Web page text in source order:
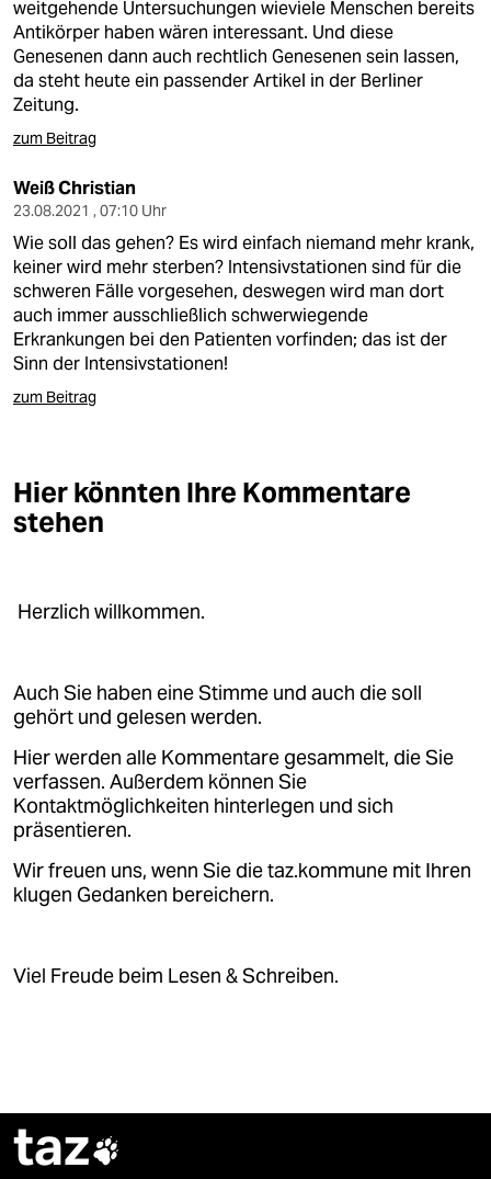
weitgehende Untersuchungen wieviele Menschen bereits
Antikörper haben wären interessant. Und diese
Genesenen dann auch rechtlich Genesenen sein lassen,
da steht heute ein passender Artikel in der Berliner
Zeitung.
zum Beitrag
Weiß Christian
23.08.2021 , 07:10 Uhr
Wie soll das gehen? Es wird einfach niemand mehr krank,
keiner wird mehr sterben? Intensivstationen sind für die
schweren Fälle vorgesehen, deswegen wird man dort
auch immer ausschließlich schwerwiegende
Erkrankungen bei den Patienten vorfinden; das ist der
Sinn der Intensivstationen!
zum Beitrag
Hier könnten Ihre Kommentare
stehen
Herzlich willkommen.
Auch Sie haben eine Stimme und auch die soll
gehört und gelesen werden.
Hier werden alle Kommentare gesammelt, die Sie
verfassen. Außerdem können Sie
Kontaktmöglichkeiten hinterlegen und sich
präsentieren.
Wir freuen uns, wenn Sie die taz.kommune mit Ihren
klugen Gedanken bereichern.
Viel Freude beim Lesen & Schreiben.
taz